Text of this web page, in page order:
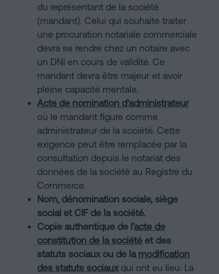
du représentant de la société
(mandant). Celui qui souhaite traiter
une procuration notariale commerciale
devra se rendre chez un notaire avec
un DNI en cours de validité. Ce
mandant devra être majeur et avoir
pleine capacité mentale.
Acte de nomination d’administrateur
où le mandant figure comme
administrateur de la société. Cette
exigence peut être remplacée par la
consultation depuis le notariat des
données de la société au Registre du
Commerce.
Nom, dénomination sociale, siège
social et CIF de la société.
Copie authentique de l’acte de
constitution de la société et des
statuts sociaux ou de la modification
des statuts sociauxqui ont eu lieu. La